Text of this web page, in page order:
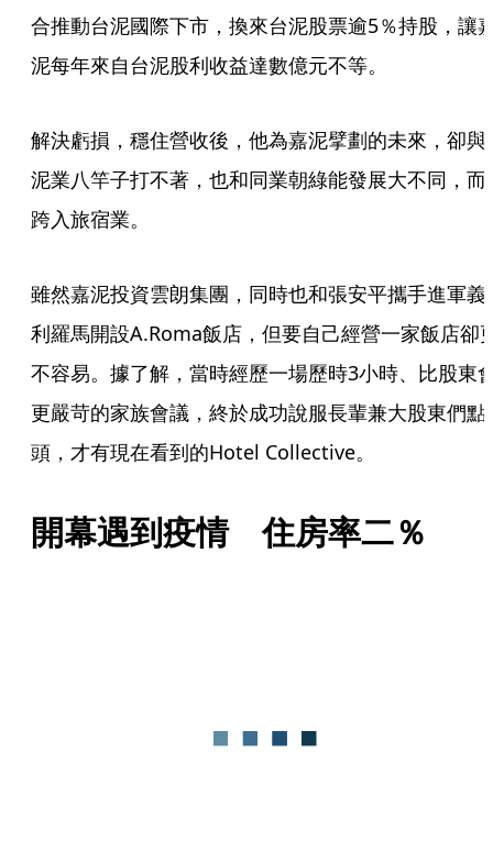
合推動台泥國際下市，換來台泥股票逾5％持股，讓
泥每年來自台泥股利收益達數億元不等。
解決虧損，穩住營收後，他為嘉泥擘劃的未來，卻與
泥業八竿子打不著，也和同業朝綠能發展大不同，而
跨入旅宿業。
雖然嘉泥投資雲朗集團，同時也和張安平攜手進軍義
利羅馬開設A.Roma飯店，但要自己經營一家飯店卻
不容易。據了解，當時經歷一場歷時3小時、比股東
更嚴苛的家族會議，終於成功說服長輩兼大股東們點
頭，才有現在看到的Hotel Collective。
開幕遇到疫情　住房率二％